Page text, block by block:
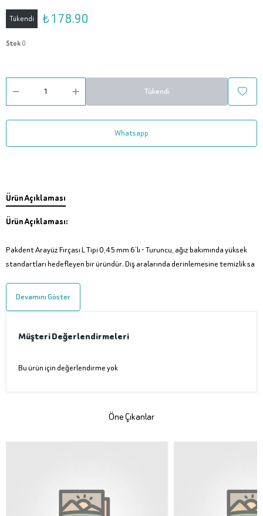
Tükendi ₺ 178.90
Stok0
Tükendi
Whatsapp
Ürün Açıklaması
Ürün Açıklaması:
Pakdent Arayüz Fırçası L Tipi 0,45 mm 6’lı - Turuncu, ağız bakımında yüksek
standartları hedefleyen bir üründür. Diş aralarında derinlemesine temizlik sa
Devamını Göster
Müşteri Değerlendirmeleri
Bu ürün için değerlendirme yok
Öne Çıkanlar